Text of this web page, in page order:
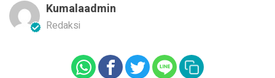
Kumalaadmin
Redaksi